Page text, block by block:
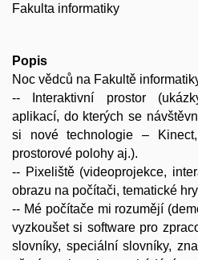
Fakulta informatiky
Popis
Noc vědců na Fakultě
-- Interaktivní prostor
aplikací, do kterých se
si nové technologie –
prostorové polohy aj.).
-- Pixeliště (videoprojekce,
obrazu na počítači, tematické
-- Mé počítače mi rozumějí
vyzkoušet si software pro
slovníky, speciální slovníky,